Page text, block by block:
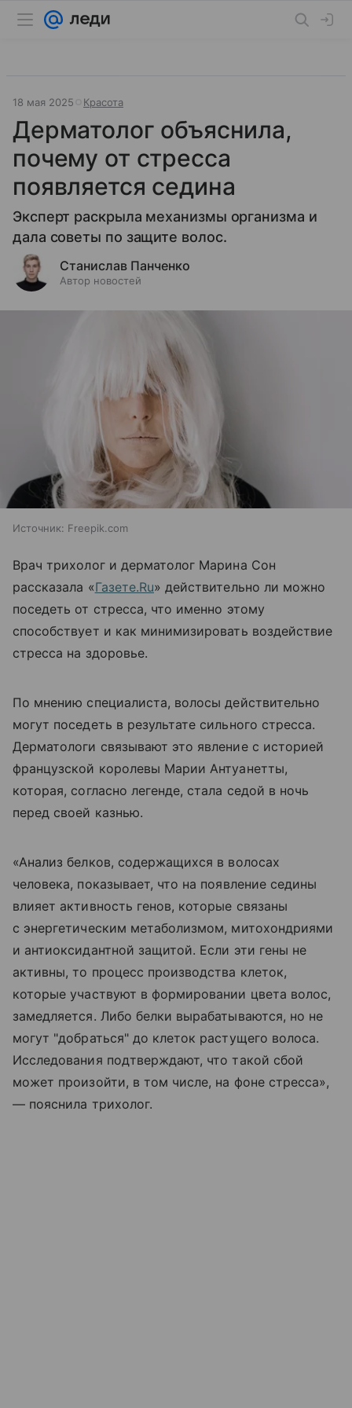
18 мая 2025 Красота
Дерматолог объяснила,
почему от стресса
появляется седина
Эксперт раскрыла механизмы организма и
дала советы по защите волос.
Станислав Панченко
Автор новостей
Источник: Freepik.com
Врач трихолог и дерматолог Марина Сон
рассказала «Газете.Ru» действительно ли можно
поседеть от стресса, что именно этому
способствует и как минимизировать воздействие
стресса на здоровье.
По мнению специалиста, волосы действительно
могут поседеть в результате сильного стресса.
Дерматологи связывают это явление с историей
французской королевы Марии Антуанетты,
которая, согласно легенде, стала седой в ночь
перед своей казнью.
«Анализ белков, содержащихся в волосах
человека, показывает, что на появление седины
влияет активность генов, которые связаны
с энергетическим метаболизмом, митохондриями
и антиоксидантной защитой. Если эти гены не
активны, то процесс производства клеток,
которые участвуют в формировании цвета волос,
замедляется. Либо белки вырабатываются, но не
могут "добраться" до клеток растущего волоса.
Исследования подтверждают, что такой сбой
может произойти, в том числе, на фоне стресса»,
— пояснила трихолог.